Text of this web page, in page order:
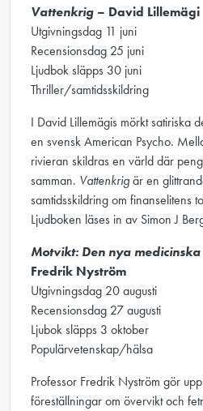
Vattenkrig – David Lillemägi
Utgivningsdag 11 juni
Recensionsdag 25 juni
Ljudbok släpps 30 juni
Thriller/samtidsskildring
I David Lillemägis mörkt satiriska
en svensk American Psycho.
rivieran skildras en värld där
samman. Vattenkrigär en
samtidsskildring om finanselitens
Ljudboken läses in av Simon J
Motvikt: Den nya
Fredrik Nyström
Utgivningsdag 20 augusti
Recensionsdag 27 augusti
Ljubok släpps 3 oktober
Populärvetenskap/hälsa
Professor Fredrik Nyström gör
föreställningar om övervikt och